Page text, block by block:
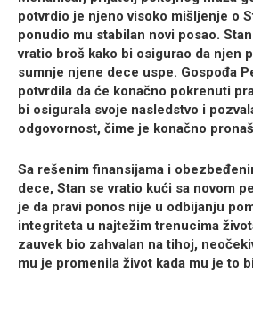
potvrdio je njeno visoko mišljenje o
ponudio mu stabilan novi posao.
vratio broš kako bi osigurao da njen
sumnje njene dece uspe. Gospođa
potvrdila da će konačno pokrenuti
bi osigurala svoje nasledstvo i
odgovornost, čime je konačno
Sa rešenim finansijama i
dece, Stan se vratio kući sa novom
je da pravi ponos nije u odbijanju
integriteta u najtežim trenucima
zauvek bio zahvalan na tihoj,
mu je promenila život kada mu je to